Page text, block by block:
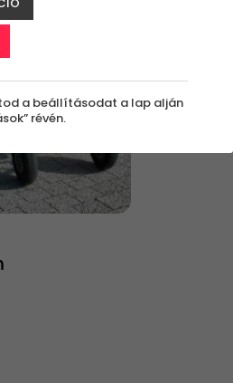
a beállításodat a lap alján
révén.